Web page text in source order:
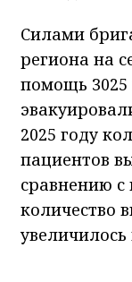
Силами
региона на
помощь 3025
2025 году
пациентов
сравнению
количество
увеличилось